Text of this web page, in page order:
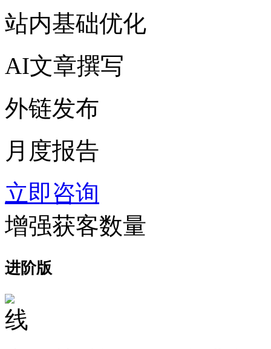
站内基础优化
AI文章撰写
外链发布
月度报告
立即咨询
增强获客数量
进阶版